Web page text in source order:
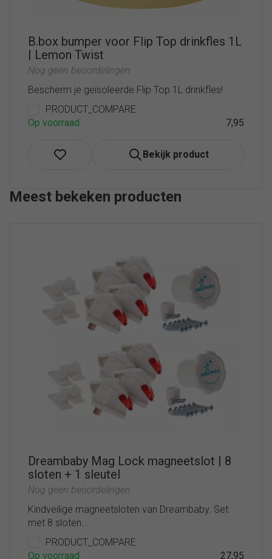
B.box bumper voor Flip Top drinkfles 1L
| Lemon Twist
Nog geen beoordelingen
Bescherm je geïsoleerde Flip Top 1L drinkfles!
PRODUCT_COMPARE
Op voorraad
7,95
Bekijk product
Meest bekeken producten
Dreambaby Mag Lock magneetslot | 8
sloten + 1 sleutel
Nog geen beoordelingen
Kindveilige magneetsloten van Dreambaby. Set
met 8 sloten...
PRODUCT_COMPARE
Op voorraad
27,95